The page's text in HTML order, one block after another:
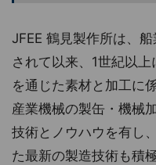
JFEE 鶴見製作所は、
されて以来、1世紀以
を通じた素材と加工に
産業機械の製缶・機械
技術とノウハウを有し
た最新の製造技術も積